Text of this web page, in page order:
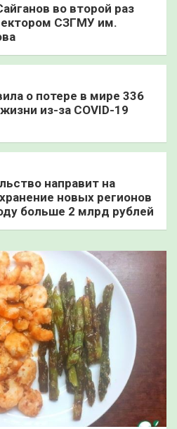
во второй раз
СЗГМУ им.
о потере в мире 336
из-за COVID-19
направит на
новых регионов
больше 2 млрд рублей